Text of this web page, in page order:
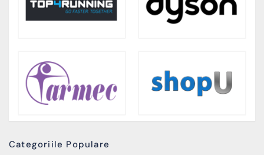
Categoriile Populare